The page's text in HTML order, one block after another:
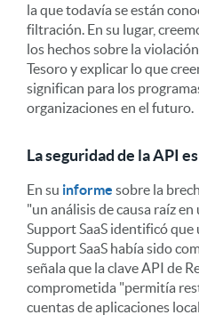
la que todavía se están
filtración. En su lugar,
los hechos sobre la
Tesoro y explicar lo que
significan para los
organizaciones en el futuro.
La seguridad de la API
En su informe sobre la
"un análisis de causa raíz
Support SaaS identificó
Support SaaS había sido
señala que la clave API de
comprometida "permitía
cuentas de aplicaciones